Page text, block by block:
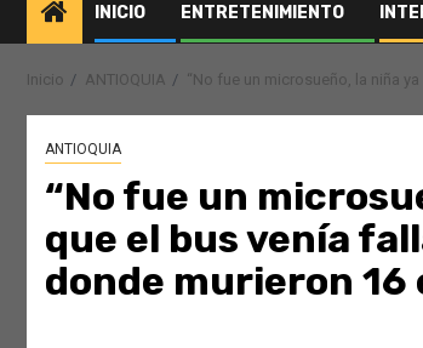
INICIO ENTRETENIMIENTO
Inicio ANTIOQUIA “No fue un microsueño, la niña
ANTIOQUIA
“No fue un
que el bus venía
donde murieron 16